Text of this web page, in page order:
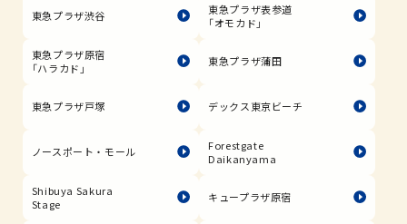
東急プラザ渋谷
東急プラザ表参道
「オモカド」
東急プラザ原宿
「ハラカド」
東急プラザ蒲田
東急プラザ戸塚 デックス東京ビーチ
ノースポート・モール
Forestgate
Daikanyama
Shibuya Sakura
Stage
キュープラザ原宿